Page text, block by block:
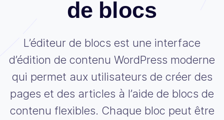
de blocs
L’éditeur de blocs est une interface
d’édition de contenu WordPress moderne
qui permet aux utilisateurs de créer des
pages et des articles à l’aide de blocs de
contenu flexibles. Chaque bloc peut être